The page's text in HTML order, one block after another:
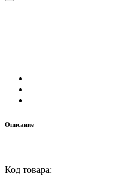
Описание
Код товара: